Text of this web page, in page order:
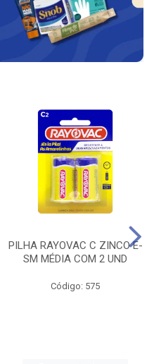
PILHA RAYOVAC C ZINCO E-
SM MÉDIA COM 2 UND
Código: 575